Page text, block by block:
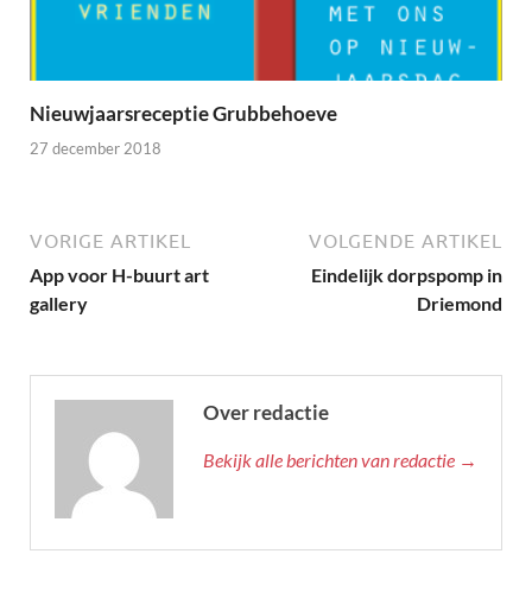
Nieuwjaarsreceptie Grubbehoeve
27 december 2018
VORIGE ARTIKEL
App voor H-buurt art
gallery
VOLGENDE ARTIKEL
Eindelijk dorpspomp in
Driemond
Over redactie
Bekijk alle berichten van redactie →